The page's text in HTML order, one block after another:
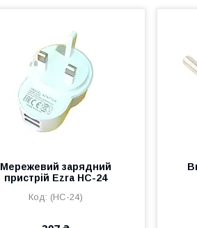
Мережевий зарядний
пристрій Ezra HC-24
(HC-24)